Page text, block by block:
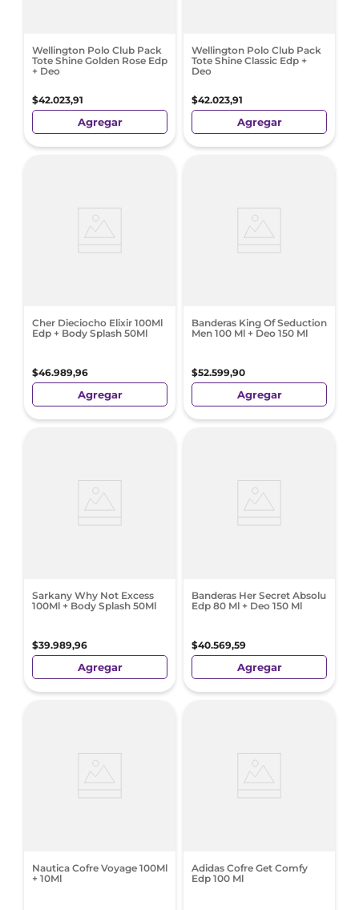
Wellington Polo Club Pack
Tote Shine Golden Rose Edp
+ Deo
$42.023,91
Agregar
Wellington Polo Club Pack
Tote Shine Classic Edp +
Deo
$42.023,91
Agregar
Cher Dieciocho Elixir 100Ml
Edp + Body Splash 50Ml
$46.989,96
Agregar
Banderas King Of Seduction
Men 100 Ml + Deo 150 Ml
$52.599,90
Agregar
Sarkany Why Not Excess
100Ml + Body Splash 50Ml
$39.989,96
Agregar
Banderas Her Secret Absolu
Edp 80 Ml + Deo 150 Ml
$40.569,59
Agregar
Nautica Cofre Voyage 100Ml
+ 10Ml
Adidas Cofre Get Comfy
Edp 100 Ml